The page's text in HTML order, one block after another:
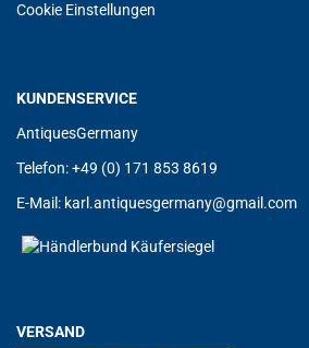
Cookie Einstellungen
KUNDENSERVICE
AntiquesGermany
Telefon: +49 (0) 171 853 8619
E-Mail: karl.antiquesgermany@gmail.com
VERSAND